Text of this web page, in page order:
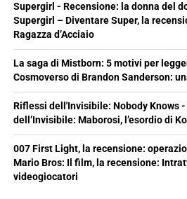
Supergirl - Recensione: la donna del
Supergirl – Diventare Super, la
Ragazza d’Acciaio
La saga di Mistborn: 5 motivi per
Cosmoverso di Brandon Sanderson:
Riflessi dell'Invisibile: Nobody Knows
dell’Invisibile: Maborosi, l’esordio di
007 First Light, la recensione:
Mario Bros: Il film, la recensione:
videogiocatori